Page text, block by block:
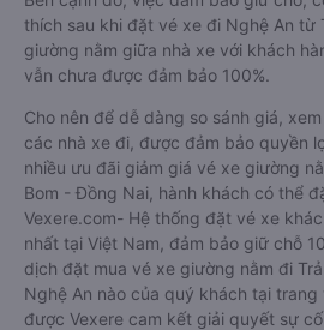
thích sau khi đặt vé xe đi Nghệ An từ
giường nằm giữa nhà xe với khách
vẫn chưa được đảm bảo 100%.
Cho nên để dễ dàng so sánh giá,
các nhà xe đi, được đảm bảo quyền
nhiều ưu đãi giảm giá vé xe giường
Bom - Đồng Nai, hành khách có thể
Vexere.com- Hệ thống đặt vé xe
nhất tại Việt Nam, đảm bảo giữ chỗ
dịch đặt mua vé xe giường nằm đi
Nghệ An nào của quý khách tại trang
được Vexere cam kết giải quyết sự